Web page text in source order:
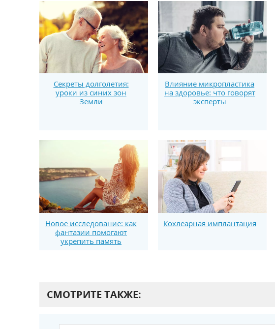
Секреты долголетия:
уроки из синих зон
Земли
Влияние микропластика
на здоровье: что говорят
эксперты
Новое исследование: как
фантазии помогают
укрепить память
Кохлеарная имплантация
СМОТРИТЕ ТАКЖЕ: